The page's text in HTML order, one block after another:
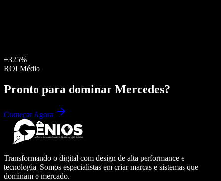
+325%
ROI Médio
Pronto para dominar Mercedes?
Começar Agora
Transformando o digital com design de alta performance e
tecnologia. Somos especialistas em criar marcas e sistemas que
dominam o mercado.